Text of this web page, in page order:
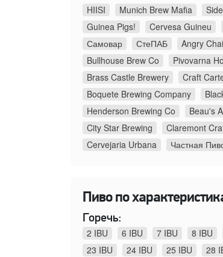
HIISI
Munich Brew Mafia
Guinea Pigs!
Cervesa Guineu
Самовар
СтеПАБ Angry
Bullhouse Brew Co
Pivovarna
Brass Castle Brewery
Craft
Boquete Brewing Company
Henderson Brewing Co
Beau's
City Star Brewing
Claremont
Cervejaria Urbana
Частная
Пиво по
Горечь:
2 IBU
6 IBU 7 IBU 8 IBU
23 IBU
24 IBU 25 IBU 28